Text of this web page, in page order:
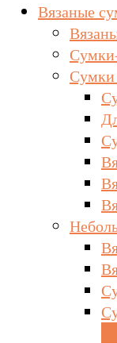
Вязаные
Сумки